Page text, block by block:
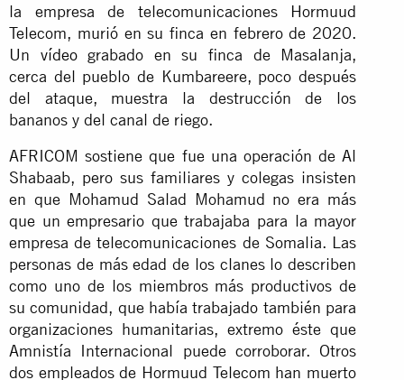
la empresa de telecomunicaciones Hormuud
Telecom, murió en su finca en febrero de 2020.
Un vídeograbado en su finca de Masalanja,
cerca del pueblo de Kumbareere, poco después
del ataque, muestra la destrucción de los
bananos y del canal de riego.
AFRICOM sostiene que fue una operación de Al
Shabaab, pero sus familiares y colegas insisten
en que Mohamud Salad Mohamud no era más
que un empresario que trabajaba para la mayor
empresa de telecomunicaciones de Somalia. Las
personas de más edad de los clanes lo describen
como uno de los miembros más productivos de
su comunidad, que había trabajado también para
organizaciones humanitarias, extremo éste que
Amnistía Internacional puede corroborar. Otros
dos empleados de Hormuud Telecom han muerto